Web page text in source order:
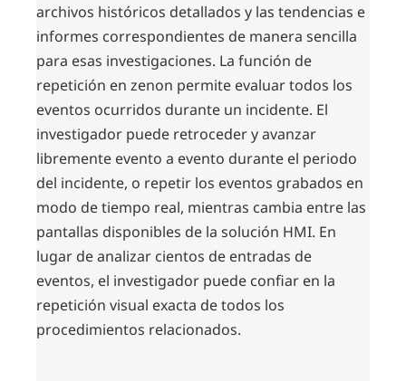
archivos históricos detallados y las tendencias e
informes correspondientes de manera sencilla
para esas investigaciones. La función de
repetición en zenon permite evaluar todos los
eventos ocurridos durante un incidente. El
investigador puede retroceder y avanzar
libremente evento a evento durante el periodo
del incidente, o repetir los eventos grabados en
modo de tiempo real, mientras cambia entre las
pantallas disponibles de la solución HMI. En
lugar de analizar cientos de entradas de
eventos, el investigador puede confiar en la
repetición visual exacta de todos los
procedimientos relacionados.